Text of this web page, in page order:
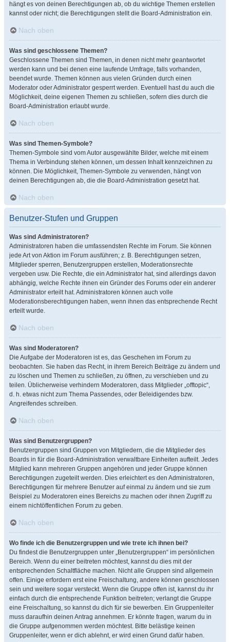
hängt es von deinen Berechtigungen ab, ob du wichtige Themen erstellen
kannst oder nicht; die Berechtigungen stellt die Board-Administration ein.
Nach oben
Was sind geschlossene Themen?
Geschlossene Themen sind Themen, in denen nicht mehr geantwortet
werden kann und bei denen eine laufende Umfrage, falls vorhanden,
beendet wurde. Themen können aus vielen Gründen durch einen
Moderator oder Administrator gesperrt werden. Eventuell hast du auch die
Möglichkeit, deine eigenen Themen zu schließen, sofern dies durch die
Board-Administration erlaubt wurde.
Nach oben
Was sind Themen-Symbole?
Themen-Symbole sind vom Autor ausgewählte Bilder, welche mit einem
Thema in Verbindung stehen können, um dessen Inhalt kennzeichnen zu
können. Die Möglichkeit, Themen-Symbole zu verwenden, hängt von
deinen Berechtigungen ab, die die Board-Administration gesetzt hat.
Nach oben
Benutzer-Stufen und Gruppen
Was sind Administratoren?
Administratoren haben die umfassendsten Rechte im Forum. Sie können
jede Art von Aktion im Forum ausführen; z. B. Berechtigungen setzen,
Mitglieder sperren, Benutzergruppen erstellen, Moderationsrechte
vergeben usw. Die Rechte, die ein Administrator hat, sind allerdings davon
abhängig, welche Rechte ihnen ein Gründer des Forums oder ein anderer
Administrator erteilt hat. Administratoren können auch volle
Moderationsberechtigungen haben, wenn ihnen das entsprechende Recht
erteilt wurde.
Nach oben
Was sind Moderatoren?
Die Aufgabe der Moderatoren ist es, das Geschehen im Forum zu
beobachten. Sie haben das Recht, in ihrem Bereich Beiträge zu ändern und
zu löschen und Themen zu schließen, zu öffnen, zu verschieben und zu
teilen. Üblicherweise verhindern Moderatoren, dass Mitglieder „offtopic“,
d. h. etwas nicht zum Thema Passendes, oder Beleidigendes bzw.
Angreifendes schreiben.
Nach oben
Was sind Benutzergruppen?
Benutzergruppen sind Gruppen von Mitgliedern, die die Mitglieder des
Boards in für die Board-Administration verwaltbare Einheiten aufteilt. Jedes
Mitglied kann mehreren Gruppen angehören und jeder Gruppe können
Berechtigungen zugeteilt werden. Dies erleichtert es den Administratoren,
Berechtigungen für mehrere Benutzer auf einmal zu ändern und sie zum
Beispiel zu Moderatoren eines Bereichs zu machen oder ihnen Zugriff zu
einem nichtöffentlichen Forum zu geben.
Nach oben
Wo finde ich die Benutzergruppen und wie trete ich ihnen bei?
Du findest die Benutzergruppen unter „Benutzergruppen“ im persönlichen
Bereich. Wenn du einer beitreten möchtest, kannst du dies mit der
entsprechenden Schaltfläche machen. Nicht alle Gruppen sind allgemein
offen. Einige erfordern erst eine Freischaltung, andere können geschlossen
sein und weitere sogar versteckt. Wenn die Gruppe offen ist, kannst du ihr
einfach durch die entsprechende Funktion beitreten; verlangt die Gruppe
eine Freischaltung, so kannst du dich für sie bewerben. Ein Gruppenleiter
muss daraufhin deinen Antrag annehmen. Er könnte fragen, warum du in
die Gruppe aufgenommen werden möchtest. Bitte belästige keinen
Gruppenleiter, wenn er dich ablehnt, er wird einen Grund dafür haben.